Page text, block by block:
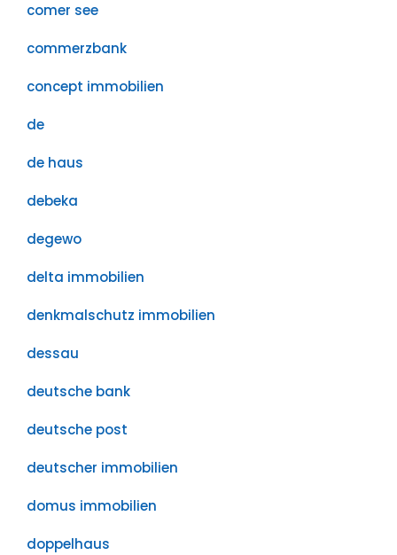
comer see
commerzbank
concept immobilien
de
de haus
debeka
degewo
delta immobilien
denkmalschutz immobilien
dessau
deutsche bank
deutsche post
deutscher immobilien
domus immobilien
doppelhaus